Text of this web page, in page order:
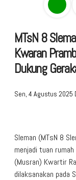
Aplikasi
Zona
MTsN 8
Kwaran
Dukung
Sen, 4 Agustus 2025
Sleman (MTsN 8
menjadi tuan
(Musran) Kwartir
dilaksanakan pada